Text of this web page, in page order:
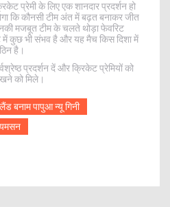
प्रेमी के लिए एक शानदार प्रदर्शन हो
कि कौनसी टीम अंत में बढ़त बनाकर जीत
मजबूत टीम के चलते थोड़ा फेवरिट
में कुछ भी संभव है और यह मैच किस दिशा में
है।
प्रदर्शन दें और क्रिकेट प्रेमियों को
को मिले।
बनाम पापुआ न्यू गिनी